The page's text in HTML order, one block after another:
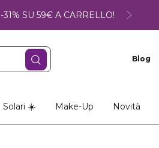
-31% SU 59€ A CARRELLO!
Blog
Solari ☀️ Make-Up Novità